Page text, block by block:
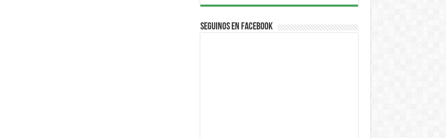
Seguinos en Facebook